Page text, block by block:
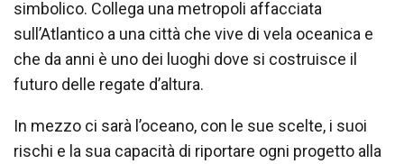
simbolico. Collega una metropoli affacciata
sull’Atlantico a una città che vive di vela oceanica e
che da anni è uno dei luoghi dove si costruisce il
futuro delle regate d’altura.
In mezzo ci sarà l’oceano, con le sue scelte, i suoi
rischi e la sua capacità di riportare ogni progetto alla